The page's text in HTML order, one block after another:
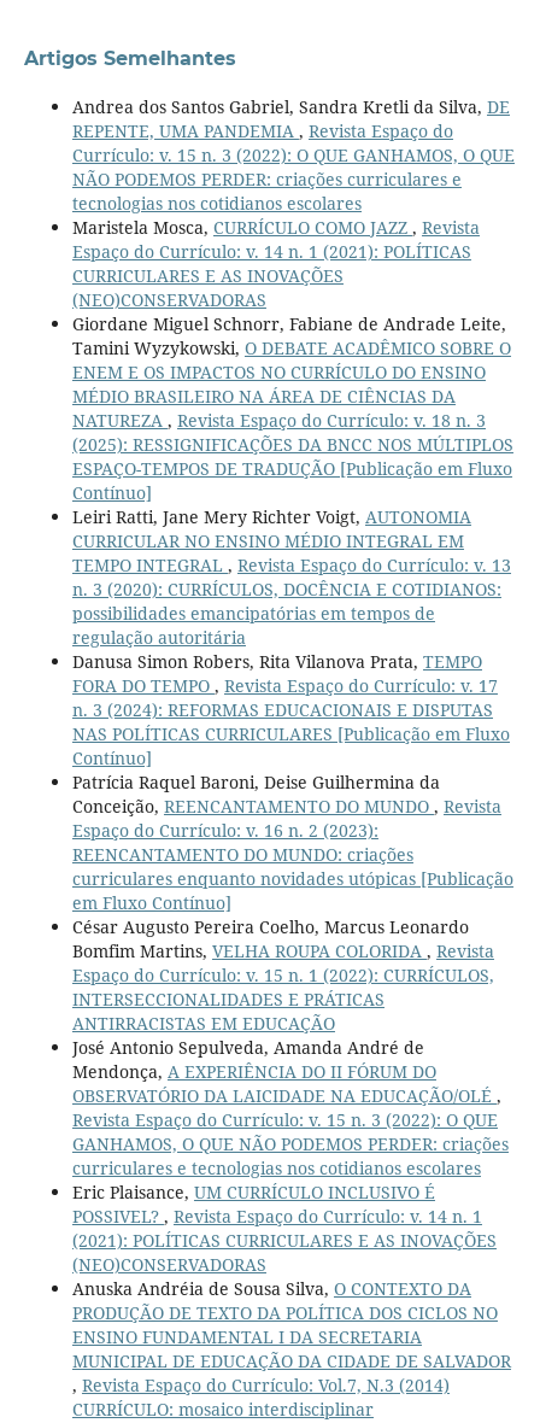
Artigos Semelhantes
Andrea dos Santos Gabriel, Sandra Kretli da Silva, DE
REPENTE, UMA PANDEMIA , Revista Espaço do
Currículo: v. 15 n. 3 (2022): O QUE GANHAMOS, O QUE
NÃO PODEMOS PERDER: criações curriculares e
tecnologias nos cotidianos escolares
Maristela Mosca, CURRÍCULO COMO JAZZ , Revista
Espaço do Currículo: v. 14 n. 1 (2021): POLÍTICAS
CURRICULARES E AS INOVAÇÕES
(NEO)CONSERVADORAS
Giordane Miguel Schnorr, Fabiane de Andrade Leite,
Tamini Wyzykowski, O DEBATE ACADÊMICO SOBRE O
ENEM E OS IMPACTOS NO CURRÍCULO DO ENSINO
MÉDIO BRASILEIRO NA ÁREA DE CIÊNCIAS DA
NATUREZA , Revista Espaço do Currículo: v. 18 n. 3
(2025): RESSIGNIFICAÇÕES DA BNCC NOS MÚLTIPLOS
ESPAÇO-TEMPOS DE TRADUÇÃO [Publicação em Fluxo
Contínuo]
Leiri Ratti, Jane Mery Richter Voigt, AUTONOMIA
CURRICULAR NO ENSINO MÉDIO INTEGRAL EM
TEMPO INTEGRAL , Revista Espaço do Currículo: v. 13
n. 3 (2020): CURRÍCULOS, DOCÊNCIA E COTIDIANOS:
possibilidades emancipatórias em tempos de
regulação autoritária
Danusa Simon Robers, Rita Vilanova Prata, TEMPO
FORA DO TEMPO , Revista Espaço do Currículo: v. 17
n. 3 (2024): REFORMAS EDUCACIONAIS E DISPUTAS
NAS POLÍTICAS CURRICULARES [Publicação em Fluxo
Contínuo]
Patrícia Raquel Baroni, Deise Guilhermina da
Conceição, REENCANTAMENTO DO MUNDO , Revista
Espaço do Currículo: v. 16 n. 2 (2023):
REENCANTAMENTO DO MUNDO: criações
curriculares enquanto novidades utópicas [Publicação
em Fluxo Contínuo]
César Augusto Pereira Coelho, Marcus Leonardo
Bomfim Martins, VELHA ROUPA COLORIDA , Revista
Espaço do Currículo: v. 15 n. 1 (2022): CURRÍCULOS,
INTERSECCIONALIDADES E PRÁTICAS
ANTIRRACISTAS EM EDUCAÇÃO
José Antonio Sepulveda, Amanda André de
Mendonça, A EXPERIÊNCIA DO II FÓRUM DO
OBSERVATÓRIO DA LAICIDADE NA EDUCAÇÃO/OLÉ ,
Revista Espaço do Currículo: v. 15 n. 3 (2022): O QUE
GANHAMOS, O QUE NÃO PODEMOS PERDER: criações
curriculares e tecnologias nos cotidianos escolares
Eric Plaisance, UM CURRÍCULO INCLUSIVO É
POSSIVEL? , Revista Espaço do Currículo: v. 14 n. 1
(2021): POLÍTICAS CURRICULARES E AS INOVAÇÕES
(NEO)CONSERVADORAS
Anuska Andréia de Sousa Silva, O CONTEXTO DA
PRODUÇÃO DE TEXTO DA POLÍTICA DOS CICLOS NO
ENSINO FUNDAMENTAL I DA SECRETARIA
MUNICIPAL DE EDUCAÇÃO DA CIDADE DE SALVADOR
, Revista Espaço do Currículo: Vol.7, N.3 (2014)
CURRÍCULO: mosaico interdisciplinar